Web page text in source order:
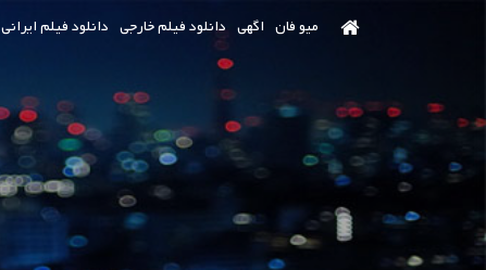
میو فان اگهی دانلود فیلم خارجی دانلود فیلم ایرانی